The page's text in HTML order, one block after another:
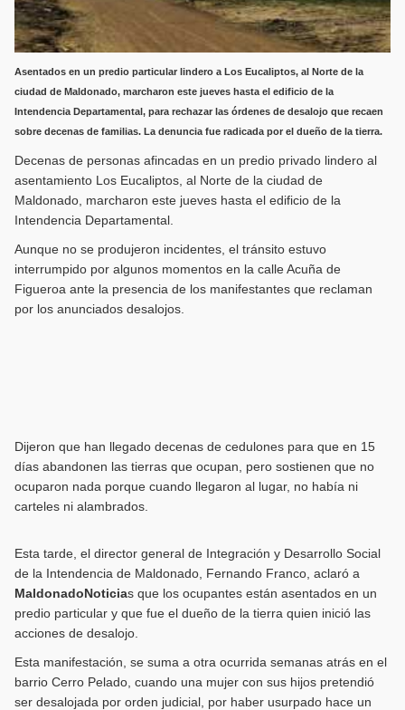
Asentados en un predio particular lindero a Los Eucaliptos, al Norte de la
ciudad de Maldonado, marcharon este jueves hasta el edificio de la
Intendencia Departamental, para rechazar las órdenes de desalojo que recaen
sobre decenas de familias. La denuncia fue radicada por el dueño de la tierra.
Decenas de personas afincadas en un predio privado lindero al
asentamiento Los Eucaliptos, al Norte de la ciudad de
Maldonado, marcharon este jueves hasta el edificio de la
Intendencia Departamental.
Aunque no se produjeron incidentes, el tránsito estuvo
interrumpido por algunos momentos en la calle Acuña de
Figueroa ante la presencia de los manifestantes que reclaman
por los anunciados desalojos.
Dijeron que han llegado decenas de cedulones para que en 15
días abandonen las tierras que ocupan, pero sostienen que no
ocuparon nada porque cuando llegaron al lugar, no había ni
carteles ni alambrados.
Esta tarde, el director general de Integración y Desarrollo Social
de la Intendencia de Maldonado, Fernando Franco, aclaró a
MaldonadoNoticias que los ocupantes están asentados en un
predio particular y que fue el dueño de la tierra quien inició las
acciones de desalojo.
Esta manifestación, se suma a otra ocurrida semanas atrás en el
barrio Cerro Pelado, cuando una mujer con sus hijos pretendió
ser desalojada por orden judicial, por haber usurpado hace un